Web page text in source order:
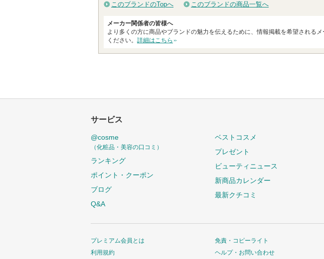
このブランドのTopへ このブランドの商品一覧へ
メーカー関係者の皆様へ
より多くの方に商品やブランドの魅力を伝えるために、情報掲載を希望される
ください。 詳細はこちら
サービス
@cosme
（化粧品・美容の口コミ）
ランキング
ポイント・クーポン
ブログ
Q&A
ベストコスメ
プレゼント
ビューティニュース
新商品カレンダー
最新クチコミ
プレミアム会員とは
利用規約
免責・コピーライト
ヘルプ・お問い合わせ